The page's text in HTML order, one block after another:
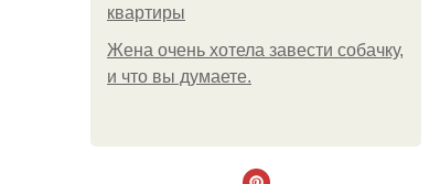
квартиры
Жена очень хотела завести собачку,
и что вы думаете.